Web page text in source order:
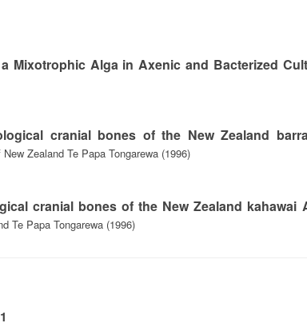
Mixotrophic Alga in Axenic and Bacterized
cranial bones of the New Zealand
Zealand Te Papa Tongarewa (1996)
cranial bones of the New Zealand kahawai
Te Papa Tongarewa (1996)
1